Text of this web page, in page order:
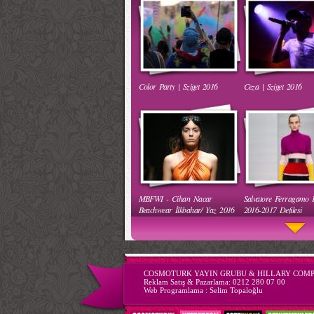
Ha Ha Ha Gülen Bebek Komik Bebek Videoları
Mama İçin Merdivenlerden
Bakın Nasıl İndi
Annesiyle Arkadaşı
Color Party | Sziget 2016 Ceza | Sziget 2016
MBFWI - Cihan Nacar
Beachwear İlkbahar/ Yaz 2016
Salvatore Ferragamo
2016-2017 Defilesi
52. Uluslararası Antalya Film 68. Cannes Film
-->
COSMOTURK YAYIN GRUBU & HILLARY
Reklam Satış & Pazarlama: 0212 280 07 00
Web Programlama : Selim Topaloğlu